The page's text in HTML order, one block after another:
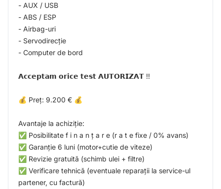
- AUX / USB
- ABS / ESP
- Airbag-uri
- Servodirecție
- Computer de bord
𝗔𝗰𝗰𝗲𝗽𝘁𝗮𝗺 𝗼𝗿𝗶𝗰𝗲 𝘁𝗲𝘀𝘁 𝗔𝗨𝗧𝗢𝗥𝗜𝗭𝗔𝗧 !!
💰 Preț: 9.200 € 💰
Avantaje la achiziție:
✅ Posibilitate f i n a n ț a r e (r a t e fixe / 0% avans)
✅ Garanție 6 luni (motor+cutie de viteze)
✅ Revizie gratuită (schimb ulei + filtre)
✅ Verificare tehnică (eventuale reparații la service-ul
partener, cu factură)